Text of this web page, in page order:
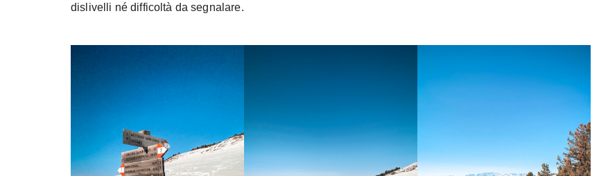
dislivelli né difficoltà da segnalare.